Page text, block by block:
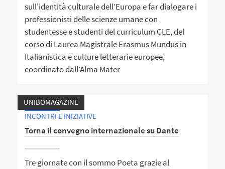
sull'identità culturale dell’Europa e far dialogare i
professionisti delle scienze umane con
studentesse e studenti del curriculum CLE, del
corso di Laurea Magistrale Erasmus Mundus in
Italianistica e culture letterarie europee,
coordinato dall’Alma Mater
UNIBOMAGAZINE
INCONTRI E INIZIATIVE
Torna il convegno internazionale su Dante
Tre giornate con il sommo Poeta grazie al